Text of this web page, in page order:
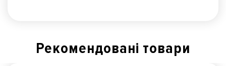
Рекомендованi товари